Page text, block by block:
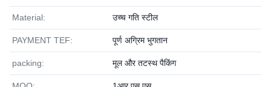
Material: उच्च गति स्टील
PAYMENT TEF: पूर्ण अग्रिम भुगतान
packing: मूल और तटस्थ पैकिंग